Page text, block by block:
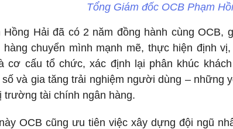
Tổng Giám đốc OCB Phạm
Hồng Hải đã có 2 năm đồng hành cùng OCB,
hàng chuyển mình mạnh mẽ, thực hiện định
cơ cấu tổ chức, xác định lại phân khúc
số và gia tăng trải nghiệm người dùng – những
trường tài chính ngân hàng.
OCB cũng ưu tiên việc xây dựng đội ngũ